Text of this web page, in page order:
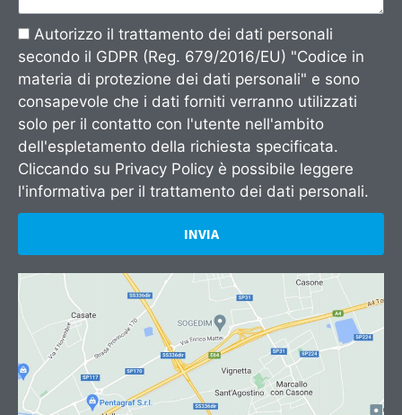
Autorizzo il trattamento dei dati personali
secondo il GDPR (Reg. 679/2016/EU) "Codice in
materia di protezione dei dati personali" e sono
consapevole che i dati forniti verranno utilizzati
solo per il contatto con l'utente nell'ambito
dell'espletamento della richiesta specificata.
Cliccando su Privacy Policy è possibile leggere
l'informativa per il trattamento dei dati personali.
INVIA